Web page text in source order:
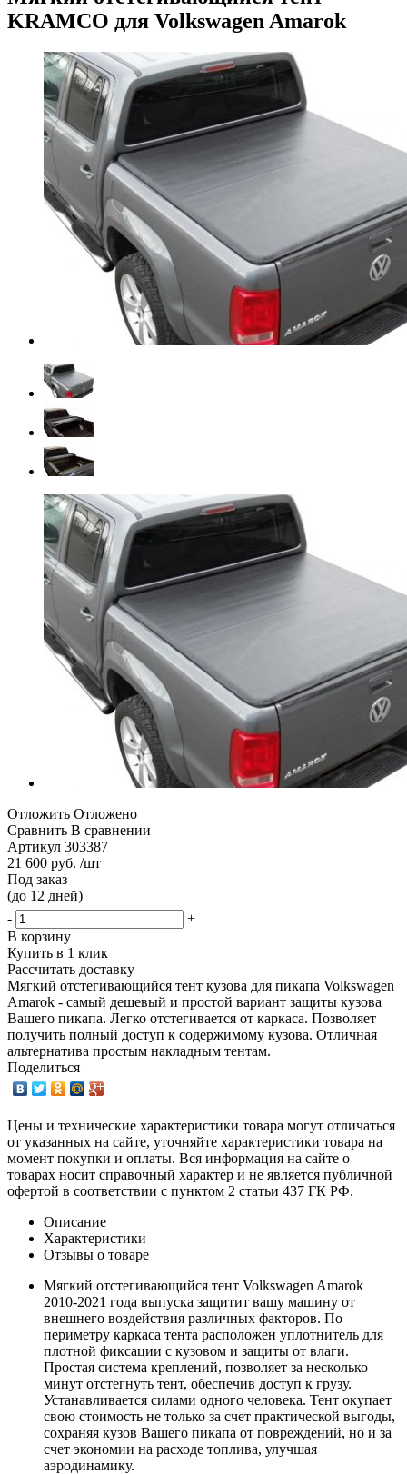
KRAMCO для Volkswagen Amarok
Отложить Отложено
Сравнить В сравнении
Артикул 303387
21 600 руб. /шт
Под заказ
(до 12 дней)
-
+
В корзину
Купить в 1 клик
Рассчитать доставку
Мягкий отстегивающийся тент кузова для пикапа Volkswagen
Amarok - самый дешевый и простой вариант защиты кузова
Вашего пикапа. Легко отстегивается от каркаса. Позволяет
получить полный доступ к содержимому кузова. Отличная
альтернатива простым накладным тентам.
Поделиться
Цены и технические характеристики товара могут отличаться
от указанных на сайте, уточняйте характеристики товара на
момент покупки и оплаты. Вся информация на сайте о
товарах носит справочный характер и не является публичной
офертой в соответствии с пунктом 2 статьи 437 ГК РФ.
Описание
Характеристики
Отзывы о товаре
Мягкий отстегивающийся тент Volkswagen Amarok
2010-2021 года выпуска защитит вашу машину от
внешнего воздействия различных факторов. По
периметру каркаса тента расположен уплотнитель для
плотной фиксации с кузовом и защиты от влаги.
Простая система креплений, позволяет за несколько
минут отстегнуть тент, обеспечив доступ к грузу.
Устанавливается силами одного человека. Тент окупает
свою стоимость не только за счет практической выгоды,
сохраняя кузов Вашего пикапа от повреждений, но и за
счет экономии на расходе топлива, улучшая
аэродинамику.